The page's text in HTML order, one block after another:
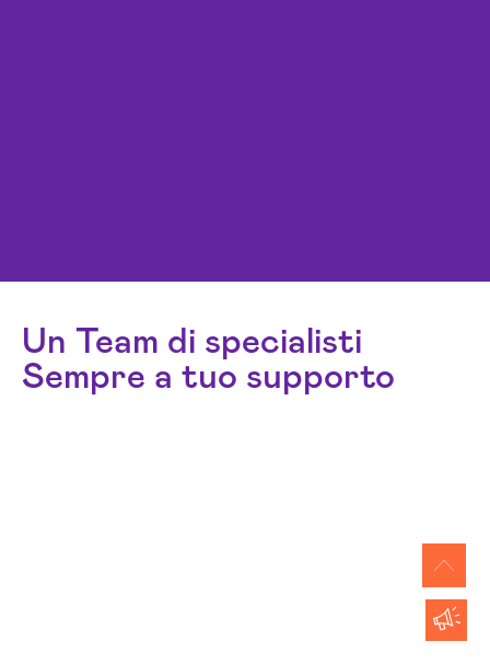
Un Team di specialisti
Sempre a tuo supporto